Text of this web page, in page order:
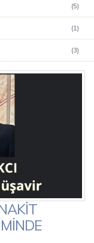
(5)
(1)
(3)